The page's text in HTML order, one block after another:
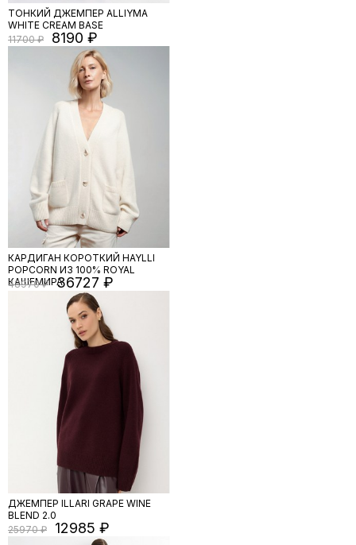
ТОНКИЙ ДЖЕМПЕР ALLIYMA
WHITE CREAM BASE
11700
8190
КАРДИГАН КОРОТКИЙ HAYLLI
POPCORN ИЗ 100% ROYAL
КАШЕМИРА
48970 36727
ДЖЕМПЕР ILLARI GRAPE WINE
BLEND 2.0
25970
12985